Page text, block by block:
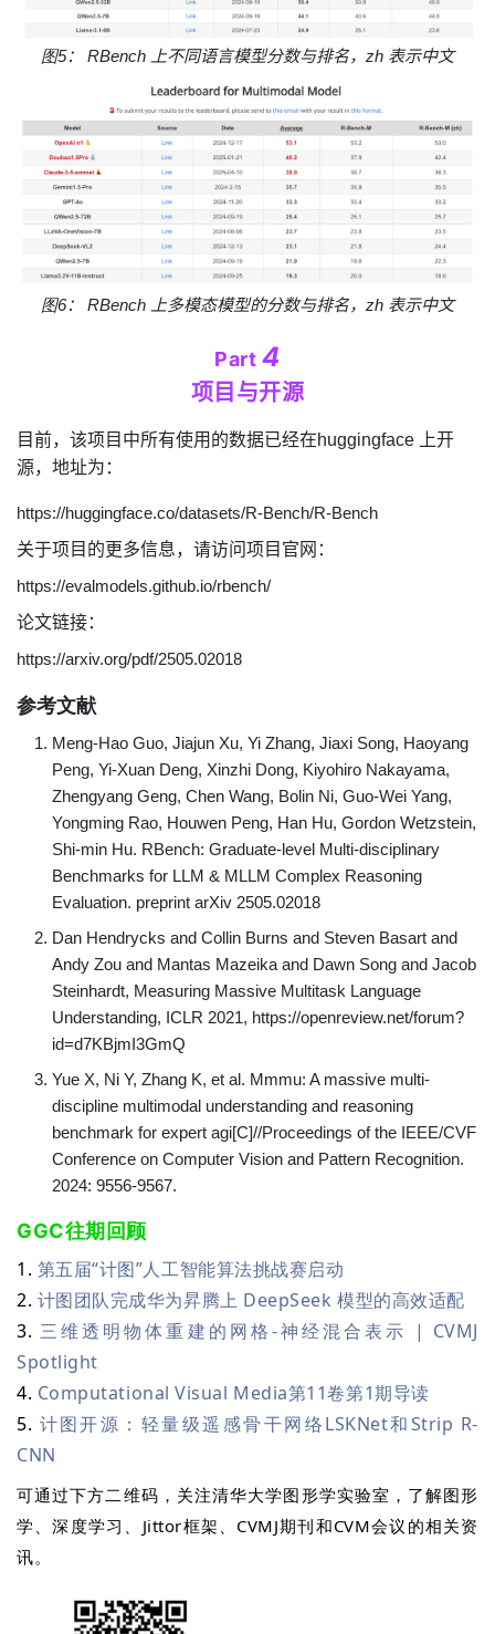
图5： RBench 上不同语言模型分数与排名， zh 表示中文
图6： RBench 上多模态模型的分数与排名， zh 表示中文
Part4
项目与开源
目前，该项目中所有使用的数据已经在huggingface
上开
源，地址为：
https://huggingface.co/datasets/R-Bench/R-Bench
关于项目的更多信息，请访问项目官网：
https://evalmodels.github.io/rbench/
论文链接：
https://arxiv.org/pdf/2505.02018
参考文献
Meng-Hao Guo, Jiajun Xu, Yi Zhang, Jiaxi Song, Haoyang
Peng, Yi-Xuan Deng, Xinzhi Dong, Kiyohiro Nakayama,
Zhengyang Geng, Chen Wang, Bolin Ni, Guo-Wei Yang,
Yongming Rao, Houwen Peng, Han Hu, Gordon Wetzstein,
Shi-min Hu. RBench: Graduate-level Multi-disciplinary
Benchmarks for LLM & MLLM Complex Reasoning
Evaluation. preprint arXiv 2505.02018
Dan Hendrycks and Collin Burns and Steven Basart and
Andy Zou and Mantas Mazeika and Dawn Song and Jacob
Steinhardt, Measuring Massive Multitask Language
Understanding, ICLR 2021, https://openreview.net/forum?
id=d7KBjmI3GmQ
Yue X, Ni Y, Zhang K, et al. Mmmu: A massive multi-
discipline multimodal understanding and reasoning
benchmark for expert agi[C]//Proceedings of the IEEE/CVF
Conference on Computer Vision and Pattern Recognition.
2024: 9556-9567.
GGC往期回顾
1. 第五届“计图”人工智能算法挑战赛启动
2. 计图团队完成华为昇腾上 DeepSeek 模型的高效适配
3.三维透明物体重建的网格-神经混合表示 | CVMJ
Spotlight
4. Computational Visual Media第11卷第1期导读
5. 计图开源：轻量级遥感骨干网络LSKNet和Strip R-
CNN
可通过下方二维码，关注清华大学图形学实验室，了解图形
学、深度学习、Jittor框架、CVMJ期刊和CVM会议的相关资
讯。